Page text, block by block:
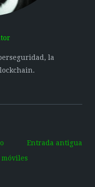
la
Entrada antigua